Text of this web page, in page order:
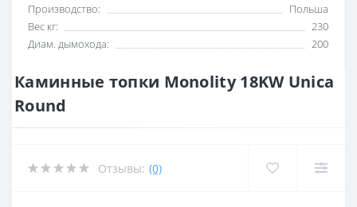
Производство:
Польша
Вес кг:
230
Диам. дымохода:
200
Каминные топки Monolity 18KW Unica
Round
Отзывы: (0)